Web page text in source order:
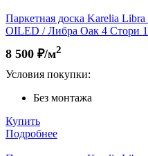
Паркетная доска Karelia
OILED / Либра Оак 4 Стори
8 500 ₽/м2
Условия покупки:
Без монтажа
Купить
Подробнее